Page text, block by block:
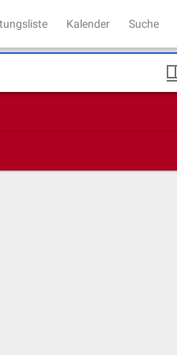
Kalender Suche